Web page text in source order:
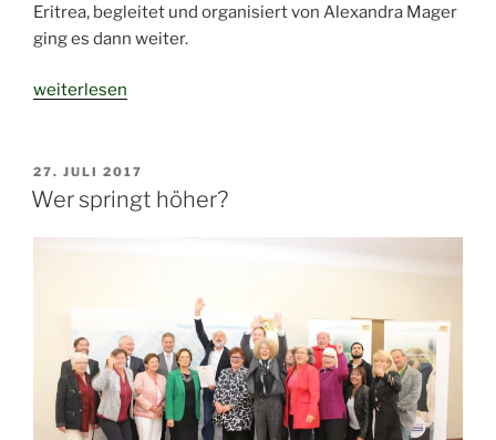
Eritrea, begleitet und organisiert von Alexandra Mager
ging es dann weiter.
„Advent
im
Passauer
weiterlesen
VERÖFFENTLICHT
AM
27. JULI 2017
Wer springt höher?